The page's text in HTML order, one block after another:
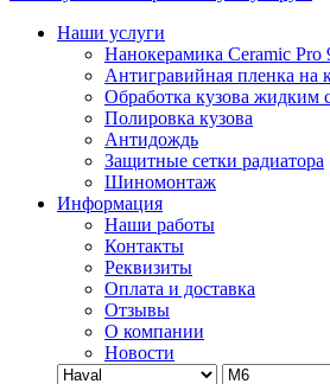
Наши услуги
Нанокерамика Ceramic Pro
Антигравийная пленка на
Обработка кузова жидким
Полировка кузова
Антидождь
Защитные сетки радиатора
Шиномонтаж
Информация
Наши работы
Контакты
Реквизиты
Оплата и доставка
Отзывы
О компании
Новости